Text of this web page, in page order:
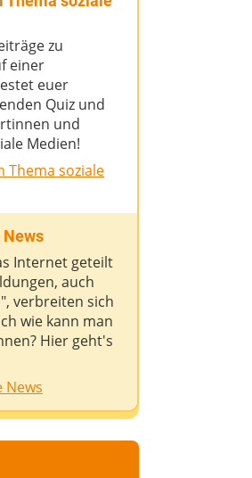
zu
einer
euer
Quiz und
und
Medien!
Thema soziale
Internet geteilt
auch
verbreiten sich
wie kann man
Hier geht's
News